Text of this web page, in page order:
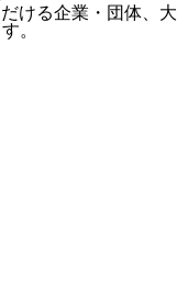
ける企業・団体、大
。